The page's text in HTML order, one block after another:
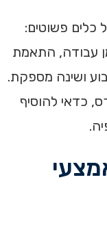
פשוטים:
עבודה, התאמת
ושינה מספקת.
כדאי להוסיף